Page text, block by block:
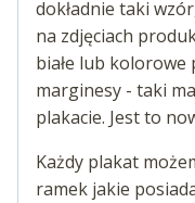
dokładnie taki
na zdjęciach
białe lub
marginesy - taki
plakacie. Jest to
Każdy plakat
ramek jakie